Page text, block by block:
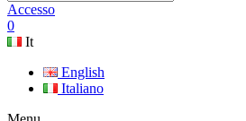
Accesso
0
It
English
Italiano